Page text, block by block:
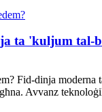
ta 'kuljum tal-
Fid-dinja
Avvanz